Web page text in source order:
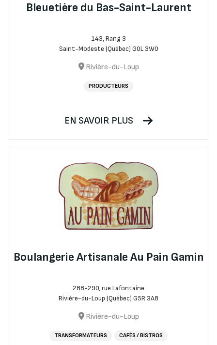
Bleuetière du Bas-Saint-Laurent
143, Rang 3
Saint-Modeste (Québec) G0L 3W0
Rivière-du-Loup
PRODUCTEURS
EN SAVOIR PLUS
Boulangerie Artisanale Au Pain Gamin
288-290, rue Lafontaine
Rivière-du-Loup (Québec) G5R 3A8
Rivière-du-Loup
TRANSFORMATEURS CAFÉS / BISTROS